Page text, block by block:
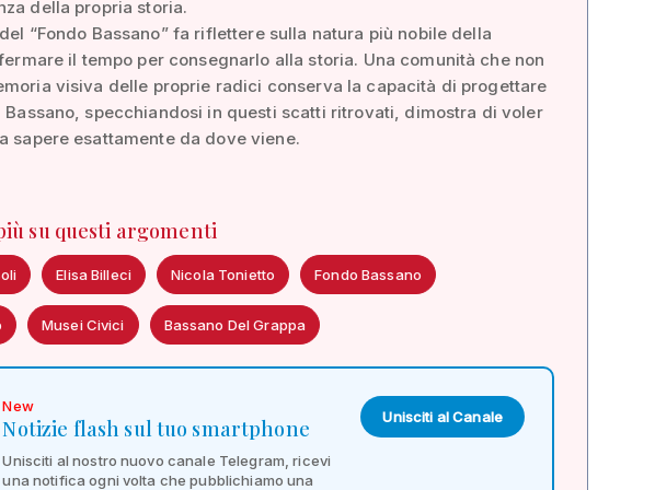
della propria storia.
“Fondo Bassano” fa riflettere sulla natura più nobile della
il tempo per consegnarlo alla storia. Una comunità che non
visiva delle proprie radici conserva la capacità di progettare
Bassano, specchiandosi in questi scatti ritrovati, dimostra di voler
sapere esattamente da dove viene.
su questi argomenti
Elisa Billeci Nicola Tonietto Fondo Bassano
Musei Civici Bassano Del Grappa
New
Notizie flash sul tuo smartphone
Unisciti al nostro nuovo canale Telegram, ricevi
una notifica ogni volta che pubblichiamo una
Unisciti al Canale